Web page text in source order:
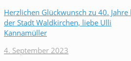
Herzlichen Glückwunsch zu 40. Jahre
der Stadt Waldkirchen, liebe Ulli
Kannamüller
4. September 2023